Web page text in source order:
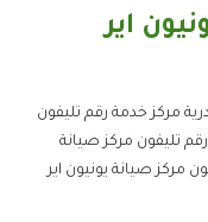
اير
مركز خدمة رقم تليفون
تليفون مركز صيانة
مركز صيانة يونيون اير